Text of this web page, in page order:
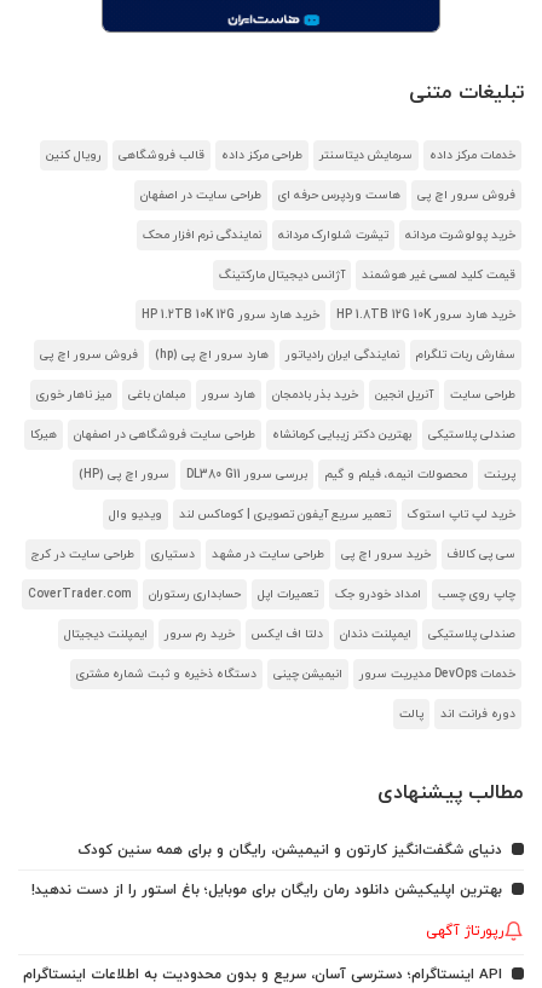
تبلیغات متنی
خدمات مرکز داده سرمایش دیتاسنتر طراحی مرکز داده قالب فروشگاهی رویال کنین
فروش سرور اچ پی هاست وردپرس حرفه ای طراحی سایت در اصفهان
خرید پولوشرت مردانه تیشرت شلوارک مردانه نمایندگی نرم افزار محک
قیمت کلید لمسی غیر هوشمند آژانس دیجیتال مارکتینگ
خرید هارد سرور HP 1.8TB 12G 10K خرید هارد سرور HP 1.2TB 10K 12G
سفارش ربات تلگرام نمایندگی ایران رادیاتور هارد سرور اچ پی (hp) فروش سرور اچ پی
طراحی سایت آنریل انجین خرید بذر بادمجان هارد سرور مبلمان باغی میز ناهار خوری
صندلی پلاستیکی بهترین دکتر زیبایی کرمانشاه طراحی سایت فروشگاهی در اصفهان هیرکا
پرینت محصولات انیمه، فیلم و گیم بررسی سرور DL380 G11 سرور اچ پی (HP)
خرید لپ تاپ استوک تعمیر سریع آیفون تصویری | کوماکس لند ویدیو وال
سی پی کالاف خرید سرور اچ پی طراحی سایت در مشهد دستیاری طراحی سایت در کرج
چاپ روی چسب امداد خودرو جک تعمیرات اپل حسابداری رستوران CoverTrader.com
صندلی پلاستیکی ایمپلنت دندان دلتا اف ایکس خرید رم سرور ایمپلنت دیجیتال
خدمات DevOps مدیریت سرور انیمیشن چینی دستگاه ذخیره و ثبت شماره مشتری
دوره فرانت اند پالت
مطالب پیشنهادی
دنیای شگفت‌انگیز کارتون و انیمیشن، رایگان و برای همه سنین کودک
بهترین اپلیکیشن دانلود رمان رایگان برای موبایل؛ باغ استور را از دست ندهید!
رپورتاژ آگهی
API اینستاگرام؛ دسترسی آسان، سریع و بدون محدودیت به اطلاعات اینستاگرام